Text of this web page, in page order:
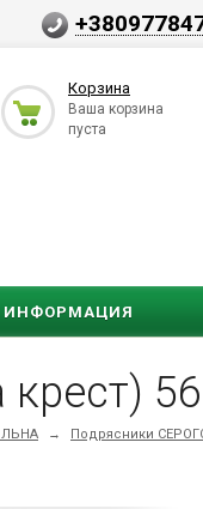
Корзина
Ваша корзина
пуста
ИНФОРМАЦИЯ
ЛЬНА → Подрясники